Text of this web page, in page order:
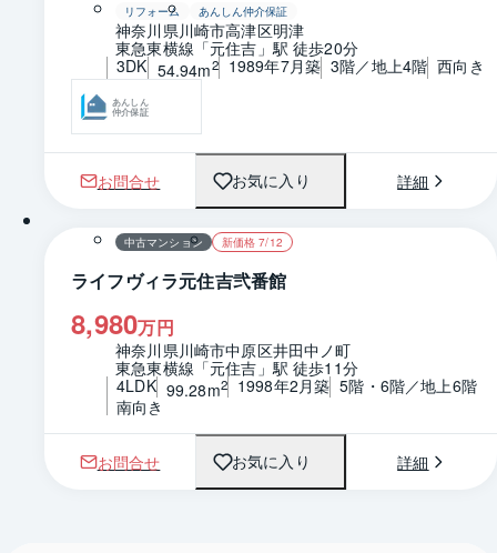
リフォーム あんしん仲介保証
神奈川県川崎市高津区明津
東急東横線「元住吉」駅 徒歩20分
3DK 54.94m2 1989年7月築 3階／地上4階 西向き
あんしん
仲介保証
お問合せ お気に入り 詳細
1 / 0 間取り
中古マンション 新価格 7/12
ライフヴィラ元住吉弐番館
8,980万円
神奈川県川崎市中原区井田中ノ町
東急東横線「元住吉」駅 徒歩11分
4LDK 99.28m2 1998年2月築 5階・6階／地上6階
南向き
お問合せ お気に入り 詳細